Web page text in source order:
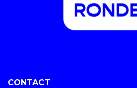
CONTACT